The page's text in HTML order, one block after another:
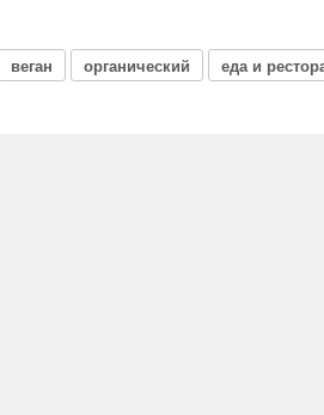
веган органический еда и